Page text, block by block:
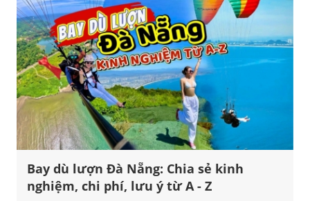
Bay dù lượn Đà Nẵng: Chia sẻ kinh
nghiệm, chi phí, lưu ý từ A - Z